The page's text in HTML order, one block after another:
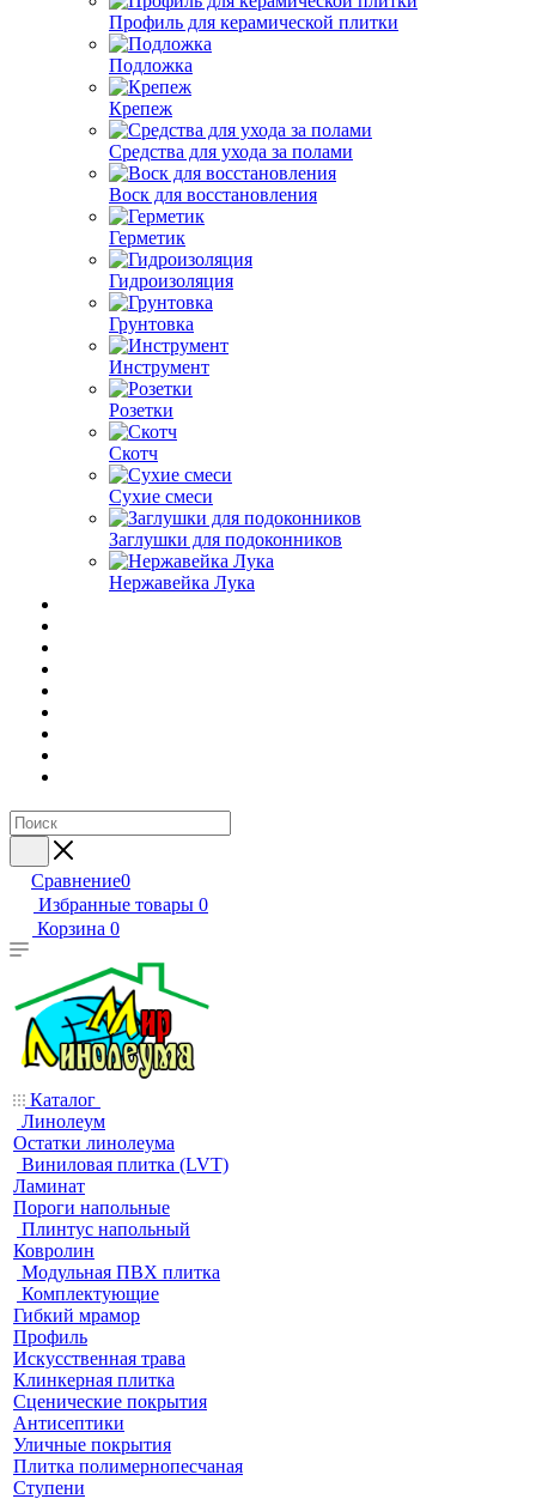
Профиль для керамической плитки
Подложка
Крепеж
Средства для ухода за полами
Воск для восстановления
Герметик
Гидроизоляция
Грунтовка
Инструмент
Розетки
Скотч
Сухие смеси
Заглушки для подоконников
Нержавейка Лука
Сравнение0
Избранные товары 0
Корзина 0
Каталог
Линолеум
Остатки линолеума
Виниловая плитка (LVT)
Ламинат
Пороги напольные
Плинтус напольный
Ковролин
Модульная ПВХ плитка
Комплектующие
Гибкий мрамор
Профиль
Искусственная трава
Клинкерная плитка
Сценические покрытия
Антисептики
Уличные покрытия
Плитка полимернопесчаная
Ступени